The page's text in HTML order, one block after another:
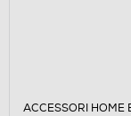
ACCESSORI HOME